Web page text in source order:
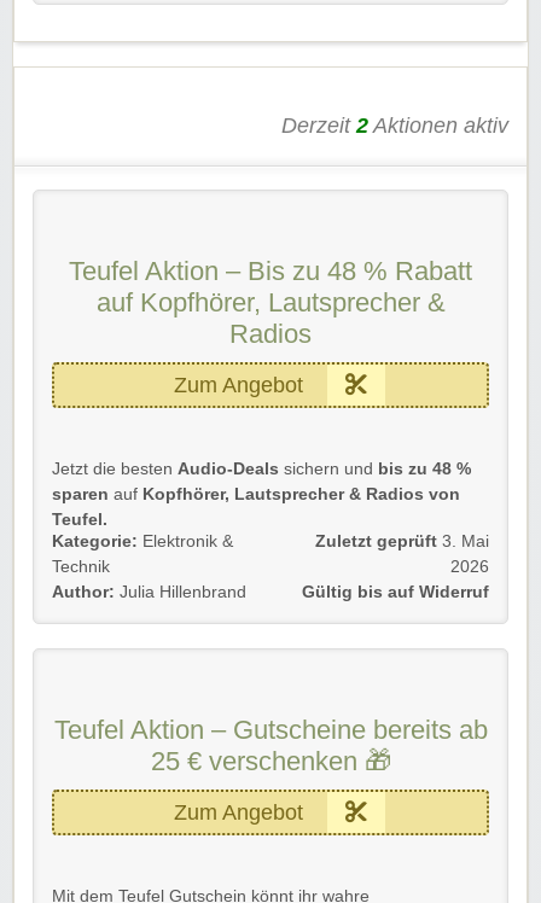
10 € Rabatt ab 199 €
20 € Rabatt ab 399 €
Unwiderstehlich! Gültig für Neu- und
Derzeit 2 Aktionen aktiv
Teufel Aktion – Bis zu 48 % Rabatt
auf Kopfhörer, Lautsprecher &
Radios
Zum Angebot
Jetzt die besten Audio-Deals sichern und bis zu 48 %
sparen auf Kopfhörer, Lautsprecher & Radios von
Teufel.
💡Details:
✅Bis zu 48 % Rabattauf ausgewählte Audio-Produkte
Diese Aktion gilt für Neu- und Bestandskunden.
Einfach unserem Link folgen und kräftig profitieren!
🔊 Jetzt zuschlagen & Premium-Sound genießen!
Kategorie: Elektronik &
Technik
Author: Julia Hillenbrand
Zuletzt geprüft 3. Mai
2026
Gültig bis auf Widerruf
Teufel Aktion – Gutscheine bereits ab
25 € verschenken 🎁
Zum Angebot
Mit dem Teufel Gutschein könnt ihr wahre